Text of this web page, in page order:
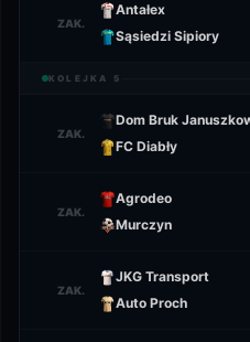
ZAK.
Antałex
Sąsiedzi Sipiory
KOLEJKA 5
ZAK.
Dom Bruk
FC Diabły
ZAK.
Agrodeo
Murczyn
ZAK.
JKG Transport
Auto Proch